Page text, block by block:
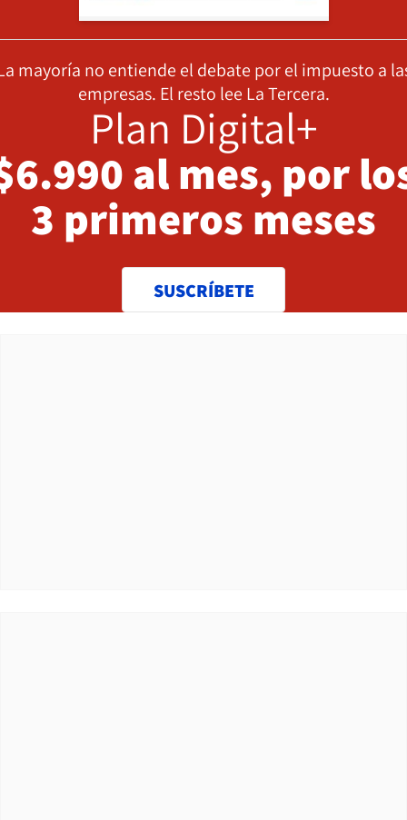
mayoría no entiende el debate por el impuesto a
empresas. El resto lee La Tercera.
Plan Digital+
al mes, por
3 primeros meses
SUSCRÍBETE